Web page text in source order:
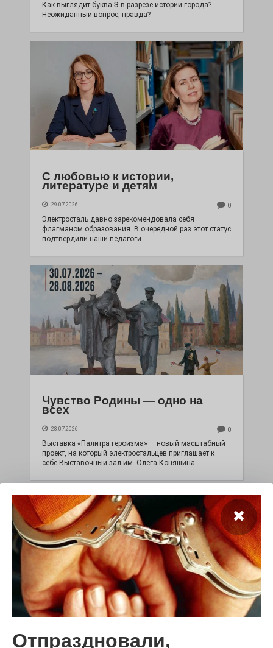
Как выглядит буква Э в разрезе истории города?
Неожиданный вопрос, правда?
С любовью к истории,
литературе и детям
29.07.2026 0
Электросталь давно зарекомендовала себя
флагманом образования. В очередной раз этот статус
подтвердили наши педагоги.
Чувство Родины — одно на
всех
28.07.2026 0
Выставка «Палитра героизма» — новый масштабный
проект, на который электростальцев приглашает к
себе Выставочный зал им. Олега Коняшина.
Отпраздновали,